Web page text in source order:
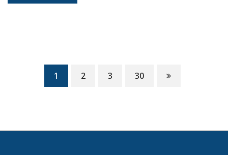
1 2 3 30